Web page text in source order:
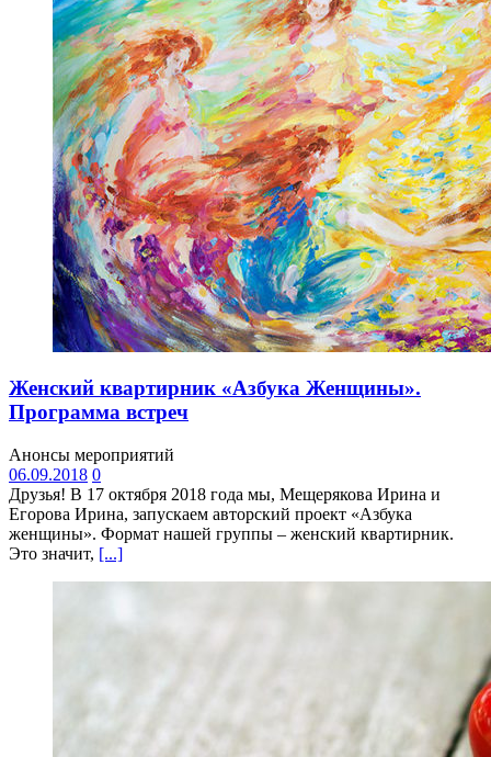
Женский квартирник «Азбука Женщины».
Программа встреч
Анонсы мероприятий
06.09.2018 0
Друзья! В 17 октября 2018 года мы, Мещерякова Ирина и
Егорова Ирина, запускаем авторский проект «Азбука
женщины». Формат нашей группы – женский квартирник.
Это значит, [...]